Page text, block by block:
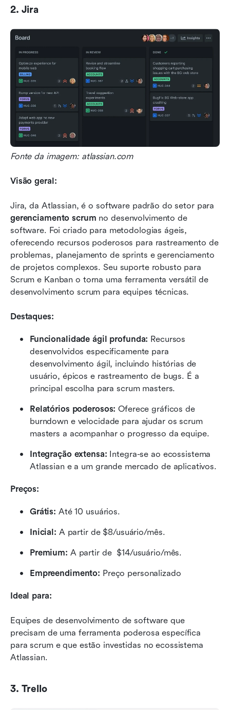
2. Jira
Fonte da imagem: atlassian.com
Visão geral:
gerenciamento scrum no desenvolvimento de
software. Foi criado para metodologias ágeis,
oferecendo recursos poderosos para rastreamento de
problemas, planejamento de sprints e gerenciamento
de projetos complexos. Seu suporte robusto para
Scrum e Kanban o torna uma ferramenta versátil de
desenvolvimento scrum para equipes técnicas.
Destaques:
Funcionalidade ágil profunda: Recursos
desenvolvidos especificamente para
desenvolvimento ágil, incluindo histórias de
usuário, épicos e rastreamento de bugs. É a
principal escolha para scrum masters.
Relatórios poderosos: Oferece gráficos de
burndown e velocidade para ajudar os scrum
masters a acompanhar o progresso da equipe.
Integração extensa: Integra-se ao ecossistema
Atlassian e a um grande mercado de aplicativos.
Preços:
Grátis: Até 10 usuários.
Inicial: A partir de $8/usuário/mês.
Premium: A partir de $14/usuário/mês.
Empreendimento: Preço personalizado
Ideal para:
Equipes de desenvolvimento de software que
precisam de uma ferramenta poderosa específica
para scrum e que estão investidas no ecossistema
Atlassian.
3. Trello